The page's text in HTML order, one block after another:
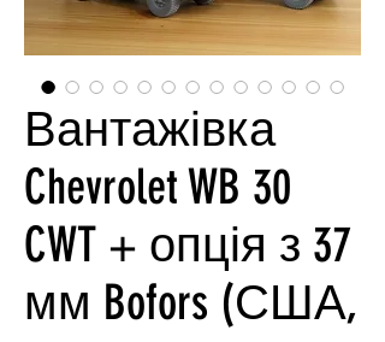
Вантажівка
Chevrolet WB 30
CWT + опція з 37
мм Bofors (США,